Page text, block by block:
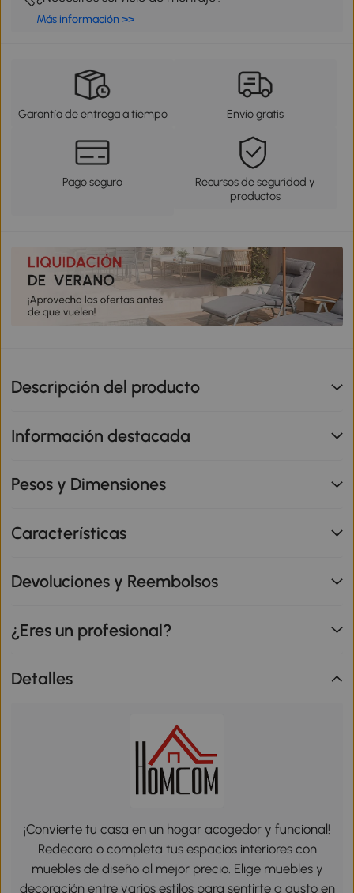
Más información >>
Garantía de entrega a tiempo Envío gratis
Pago seguro
Recursos de seguridad y
productos
Descripción del producto
Información destacada
Pesos y Dimensiones
Características
Devoluciones y Reembolsos
¿Eres un profesional?
Detalles
¡Convierte tu casa en un hogar acogedor y funcional!
Redecora o completa tus espacios interiores con
muebles de diseño al mejor precio. Elige muebles y
decoración entre varios estilos para sentirte a gusto en